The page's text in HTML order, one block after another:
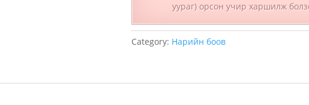
уураг) орсон учир харшилж
Category: Нарийн боов